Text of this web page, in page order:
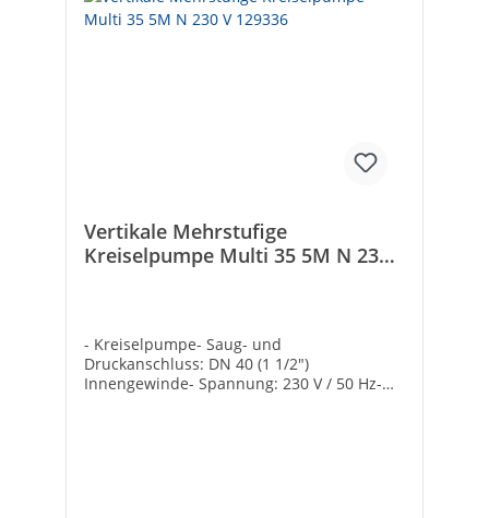
Vertikale Mehrstufige
Kreiselpumpe Multi 35 5M N 230
- Kreiselpumpe- Saug- und
Druckanschluss: DN 40 (1 1/2")
Innengewinde- Spannung: 230 V / 50 Hz-